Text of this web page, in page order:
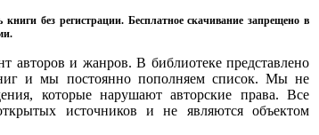
без регистрации. Бесплатное скачивание запрещено в
авторов и жанров. В библиотеке представлено
и мы постоянно пополняем список. Мы не
которые нарушают авторские права. Все
источников и не являются объектом